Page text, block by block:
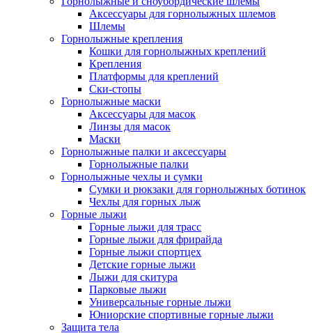
Аксессуары для горнолыжных шлемов
Шлемы
Горнолыжные крепления
Кошки для горнолыжных креплений
Крепления
Платформы для креплений
Ски-стопы
Горнолыжные маски
Аксессуары для масок
Линзы для масок
Маски
Горнолыжные палки и аксессуары
Горнолыжные палки
Горнолыжные чехлы и сумки
Сумки и рюкзаки для горнолыжных ботинок
Чехлы для горных лыж
Горные лыжи
Горные лыжи для трасс
Горные лыжи для фрирайда
Горные лыжи спортцех
Детские горные лыжи
Лыжи для скитура
Парковые лыжи
Универсальные горные лыжи
Юниорские спортивные горные лыжи
Защита тела